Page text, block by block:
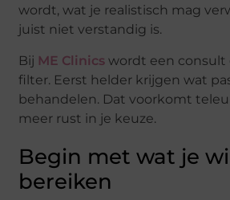
wordt, wat je realistisch mag
juist niet verstandig is.
Bij ME Clinics wordt een consult
filter. Eerst helder krijgen wat
behandelen. Dat voorkomt
meer rust in je keuze.
Begin met wat je
bereiken